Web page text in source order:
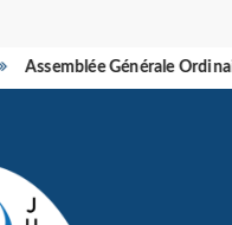
Assemblée Générale